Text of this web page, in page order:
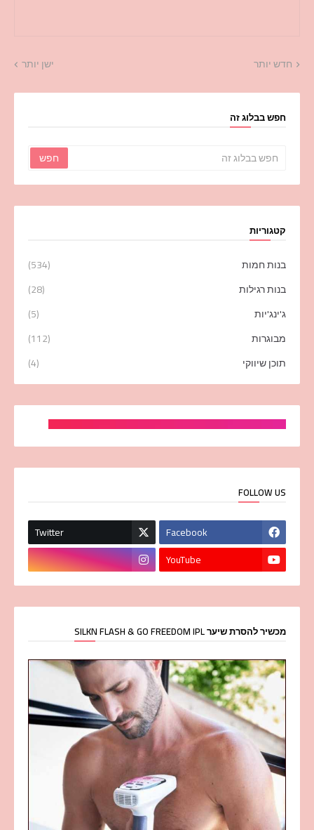
חדש יותר ישן יותר
חפש בבלוג זה
קטגוריות
בנות חמות
(534)
בנות רגילות
(28)
ג'ינג'יות
(5)
מבוגרות
(112)
תוכן שיווקי
(4)
FOLLOW US
Facebook
Twitter
YouTube
מכשיר להסרת שיער SILKN FLASH & GO FREEDOM IPL